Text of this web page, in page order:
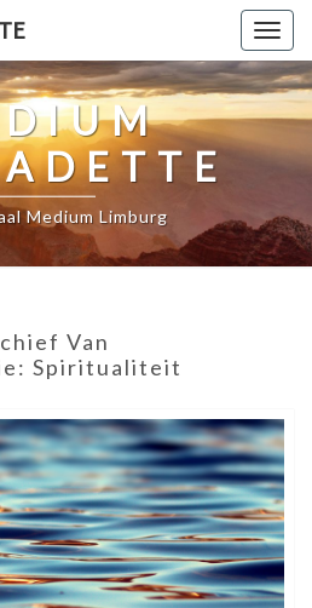
Medium Limburg
Van
Spiritualiteit